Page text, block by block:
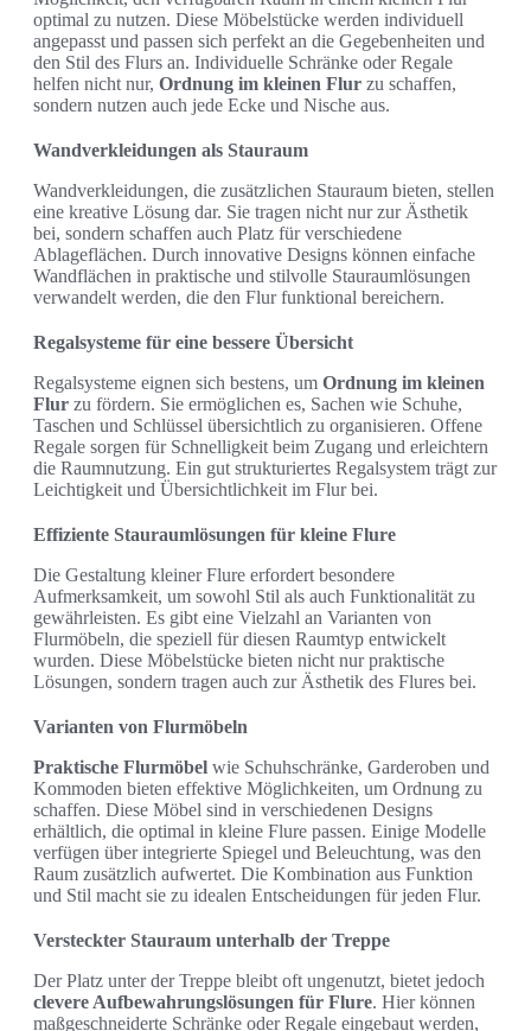
optimal zu nutzen. Diese Möbelstücke werden individuell
angepasst und passen sich perfekt an die Gegebenheiten und
den Stil des Flurs an. Individuelle Schränke oder Regale
helfen nicht nur, Ordnung im kleinen Flur zu schaffen,
sondern nutzen auch jede Ecke und Nische aus.
Wandverkleidungen als Stauraum
Wandverkleidungen, die zusätzlichen Stauraum bieten, stellen
eine kreative Lösung dar. Sie tragen nicht nur zur Ästhetik
bei, sondern schaffen auch Platz für verschiedene
Ablageflächen. Durch innovative Designs können einfache
Wandflächen in praktische und stilvolle Stauraumlösungen
verwandelt werden, die den Flur funktional bereichern.
Regalsysteme für eine bessere Übersicht
Regalsysteme eignen sich bestens, um Ordnung im kleinen
Flur zu fördern. Sie ermöglichen es, Sachen wie Schuhe,
Taschen und Schlüssel übersichtlich zu organisieren. Offene
Regale sorgen für Schnelligkeit beim Zugang und erleichtern
die Raumnutzung. Ein gut strukturiertes Regalsystem trägt zur
Leichtigkeit und Übersichtlichkeit im Flur bei.
Effiziente Stauraumlösungen für kleine Flure
Die Gestaltung kleiner Flure erfordert besondere
Aufmerksamkeit, um sowohl Stil als auch Funktionalität zu
gewährleisten. Es gibt eine Vielzahl an Varianten von
Flurmöbeln, die speziell für diesen Raumtyp entwickelt
wurden. Diese Möbelstücke bieten nicht nur praktische
Lösungen, sondern tragen auch zur Ästhetik des Flures bei.
Varianten von Flurmöbeln
Praktische Flurmöbel wie Schuhschränke, Garderoben und
Kommoden bieten effektive Möglichkeiten, um Ordnung zu
schaffen. Diese Möbel sind in verschiedenen Designs
erhältlich, die optimal in kleine Flure passen. Einige Modelle
verfügen über integrierte Spiegel und Beleuchtung, was den
Raum zusätzlich aufwertet. Die Kombination aus Funktion
und Stil macht sie zu idealen Entscheidungen für jeden Flur.
Versteckter Stauraum unterhalb der Treppe
Der Platz unter der Treppe bleibt oft ungenutzt, bietet jedoch
clevere Aufbewahrungslösungen für Flure. Hier können
maßgeschneiderte Schränke oder Regale eingebaut werden,